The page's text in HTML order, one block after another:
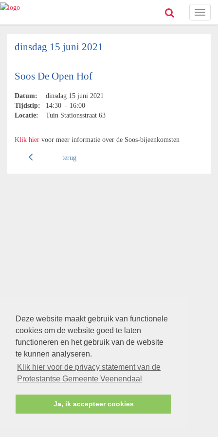
Deze website maakt gebruik van functionele
cookies om de website goed te laten
functioneren en het gebruik van de website
te kunnen analyseren.
Klik hier voor de privacy statement van de
Protestantse Gemeente Veenendaal
Ja, ik accepteer cookies
Toggle
dinsdag 15 juni 2021
Soos De Open Hof
Datum:
dinsdag 15 juni 2021
Tijdstip:
14:30 - 16:00
Locatie:
Tuin Stationsstraat 63
Klik hier voor meer informatie over de Soos-bijeenkomsten
terug